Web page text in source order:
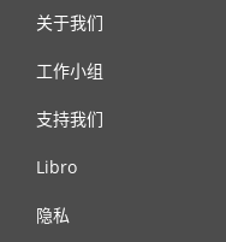
关于我们
工作小组
支持我们
Libro
隐私